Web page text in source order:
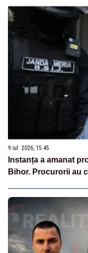
9 iul. 2026, 15:45
Instanța a amanat
Bihor. Procurorii au